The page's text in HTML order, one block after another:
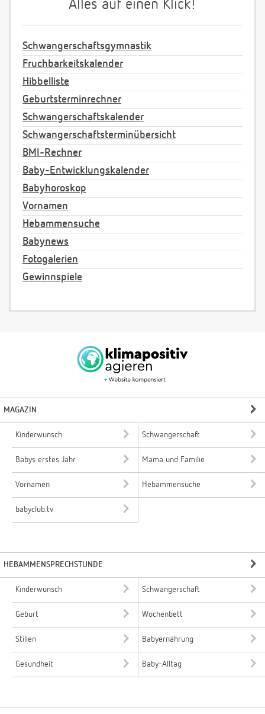
Alles auf einen Klick!
Schwangerschaftsgymnastik
Fruchbarkeitskalender
Hibbelliste
Geburtsterminrechner
Schwangerschaftskalender
Schwangerschaftsterminübersicht
BMI-Rechner
Baby-Entwicklungskalender
Babyhoroskop
Vornamen
Hebammensuche
Babynews
Fotogalerien
Gewinnspiele
MAGAZIN
Kinderwunsch Schwangerschaft
Babys erstes Jahr Mama und Familie
Vornamen Hebammensuche
babyclub.tv
HEBAMMENSPRECHSTUNDE
Kinderwunsch Schwangerschaft
Geburt Wochenbett
Stillen Babyernährung
Gesundheit Baby-Alltag